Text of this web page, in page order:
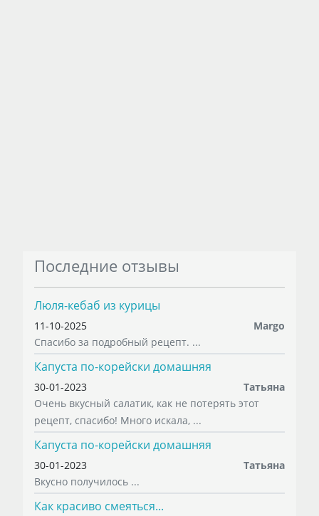
Последние отзывы
Люля-кебаб из курицы
11-10-2025
Margo
Спасибо за подробный рецепт. ...
Капуста по-корейски домашняя
30-01-2023
Татьяна
Очень вкусный салатик, как не потерять этот
рецепт, спасибо! Много искала, ...
Капуста по-корейски домашняя
30-01-2023
Татьяна
Вкусно получилось ...
Как красиво смеяться...